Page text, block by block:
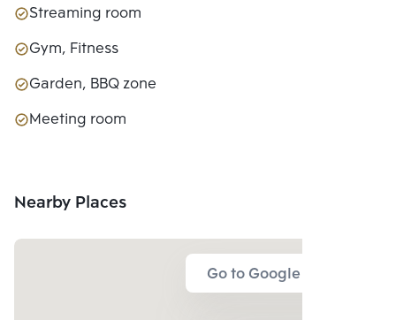
Streaming room
Gym, Fitness
Garden, BBQ zone
Meeting room
Nearby Places
Go to Google Map